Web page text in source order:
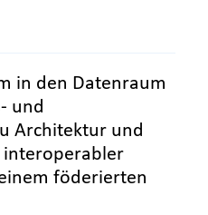
in den Datenraum
und
Architektur und
föderierten